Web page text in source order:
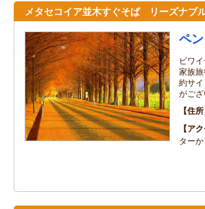
メタセコイア並木すぐそば リーズナブ
ペ
ビワ
家族
約サ
がござ
住所
ア
ター